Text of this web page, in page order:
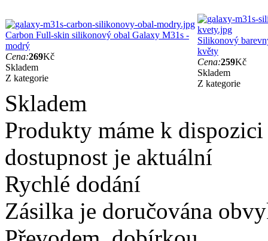
Carbon Full-skin silikonový obal Galaxy M31s -
modrý
Cena:269Kč
Skladem
Z kategorie
Silikonový
květy
Cena:259Kč
Skladem
Z kategorie
Skladem
Produkty máme k
dostupnost je aktuální
Rychlé dodání
Zásilka je doručována